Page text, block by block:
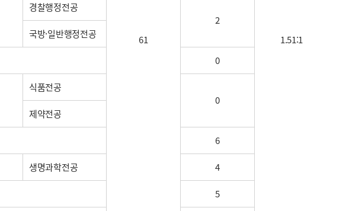
61 1.51:1
경찰행정전공
2
국방·일반행정전공
0
식품전공
0
제약전공
6
생명과학전공 4
5